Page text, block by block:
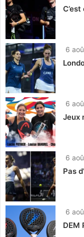
6
6
Jeux
6
Pas
6
DEM